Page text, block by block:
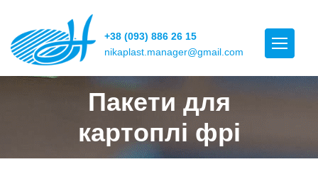
+38 (093) 886 26 15
nikaplast.manager@gmail.com
Пакети для
картоплі фрі